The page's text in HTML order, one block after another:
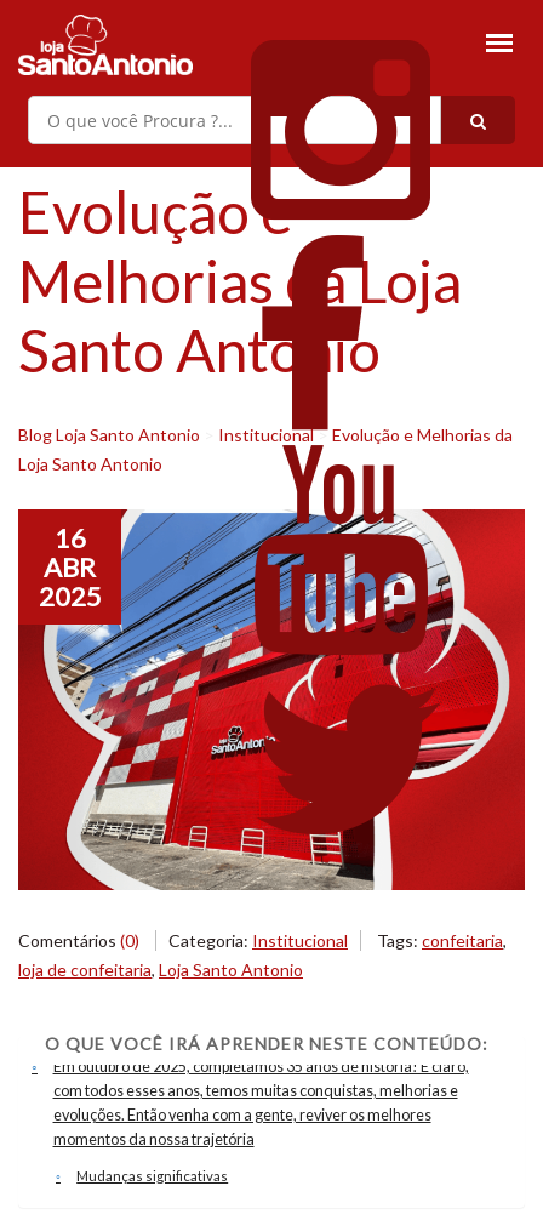
Evolução e
Melhorias da Loja
Santo Antonio
Blog Loja Santo Antonio Institucional>Evolução e Melhorias da
Loja Santo Antonio
Comentários (0) Categoria: Institucional Tags: confeitaria,
loja de confeitaria, Loja Santo Antonio
O QUE VOCÊ IRÁ APRENDER NESTE CONTEÚDO:
Em outubro de 2025, completamos 35 anos de história! E claro,
com todos esses anos, temos muitas conquistas, melhorias e
evoluções. Então venha com a gente, reviver os melhores
momentos da nossa trajetória
Mudanças significativas
16
ABR
2025